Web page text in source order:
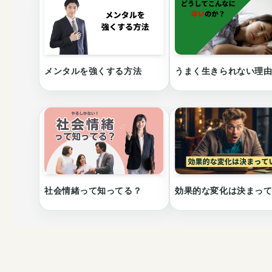
メンタルを強くする方法 うまく生きられない理由
社会情緒って知ってる？ 効果的な変化は決まっ